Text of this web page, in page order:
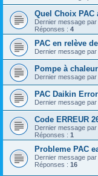
Quel Choix PAC
Dernier message par
Réponses : 4
PAC en relève
Dernier message par
Pompe à
Dernier message par
PAC Daikin
Dernier message par
Code ERREUR
Dernier message par
Réponses : 1
Probleme PAC
Dernier message par
Réponses : 16